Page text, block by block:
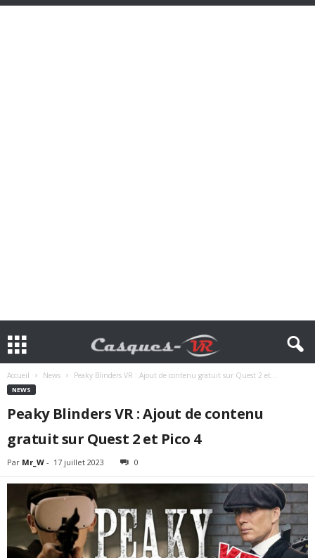
Accueil News Peaky Blinders VR : Ajout de contenu gratuit sur Quest 2 et...
NEWS
Peaky Blinders VR : Ajout de contenu
gratuit sur Quest 2 et Pico 4
Par Mr_W - 17 juillet 2023 0